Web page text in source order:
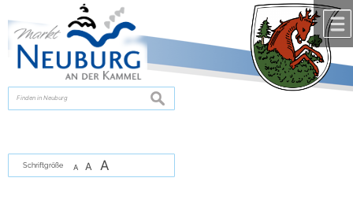
zur Navigationoder
springen.
suchen
Schriftgröße A A A